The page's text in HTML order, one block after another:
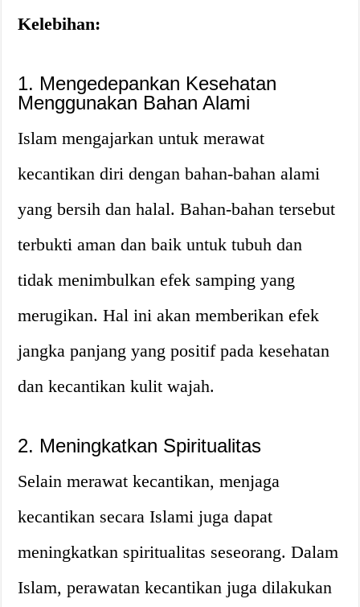
Kelebihan:
1. Mengedepankan Kesehatan
Menggunakan Bahan Alami
Islam mengajarkan untuk merawat
kecantikan diri dengan bahan-bahan alami
yang bersih dan halal. Bahan-bahan tersebut
terbukti aman dan baik untuk tubuh dan
tidak menimbulkan efek samping yang
merugikan. Hal ini akan memberikan efek
jangka panjang yang positif pada kesehatan
dan kecantikan kulit wajah.
2. Meningkatkan Spiritualitas
Selain merawat kecantikan, menjaga
kecantikan secara Islami juga dapat
meningkatkan spiritualitas seseorang. Dalam
Islam, perawatan kecantikan juga dilakukan